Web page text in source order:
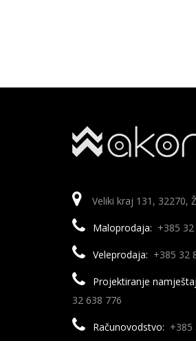
Veliki kraj 131, 32270,
Maloprodaja: +385
Veleprodaja: +385 32
Projektiranje
32 638 776
Računovodstvo: +385